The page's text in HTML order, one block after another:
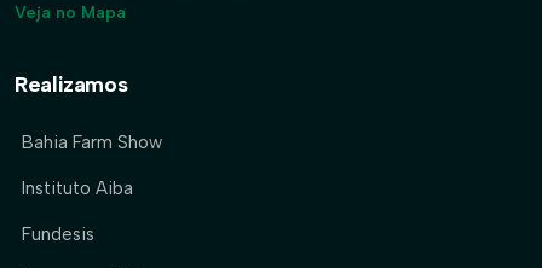
Veja no Mapa
Realizamos
Bahia Farm Show
Instituto Aiba
Fundesis